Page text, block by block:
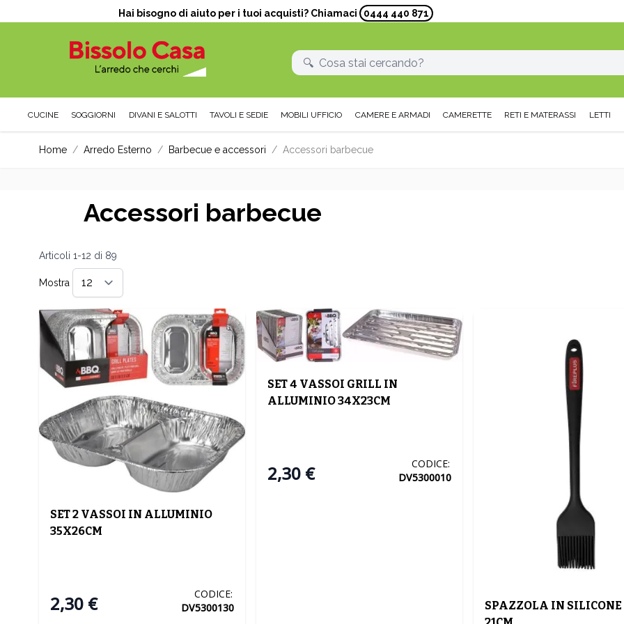
Hai bisogno di aiuto per i tuoi acquisti? Chiamaci 0444 440 871
CUCINE SOGGIORNI DIVANI E SALOTTI TAVOLI E SEDIE MOBILI UFFICIO CAMERE E ARMADI CAMERETTE RETI E MATERASSI LETTI
Home / Arredo Esterno / Barbecue e accessori / Accessori barbecue
Accessori barbecue
Articoli 1-12 di 89
Mostra
per pagina
SET 2 VASSOI IN ALLUMINIO
35X26CM
2,30 €
CODICE:
DV5300130
SET 4 VASSOI GRILL IN
ALLUMINIO 34X23CM
2,30 €
CODICE:
DV5300010
SPAZZOLA IN